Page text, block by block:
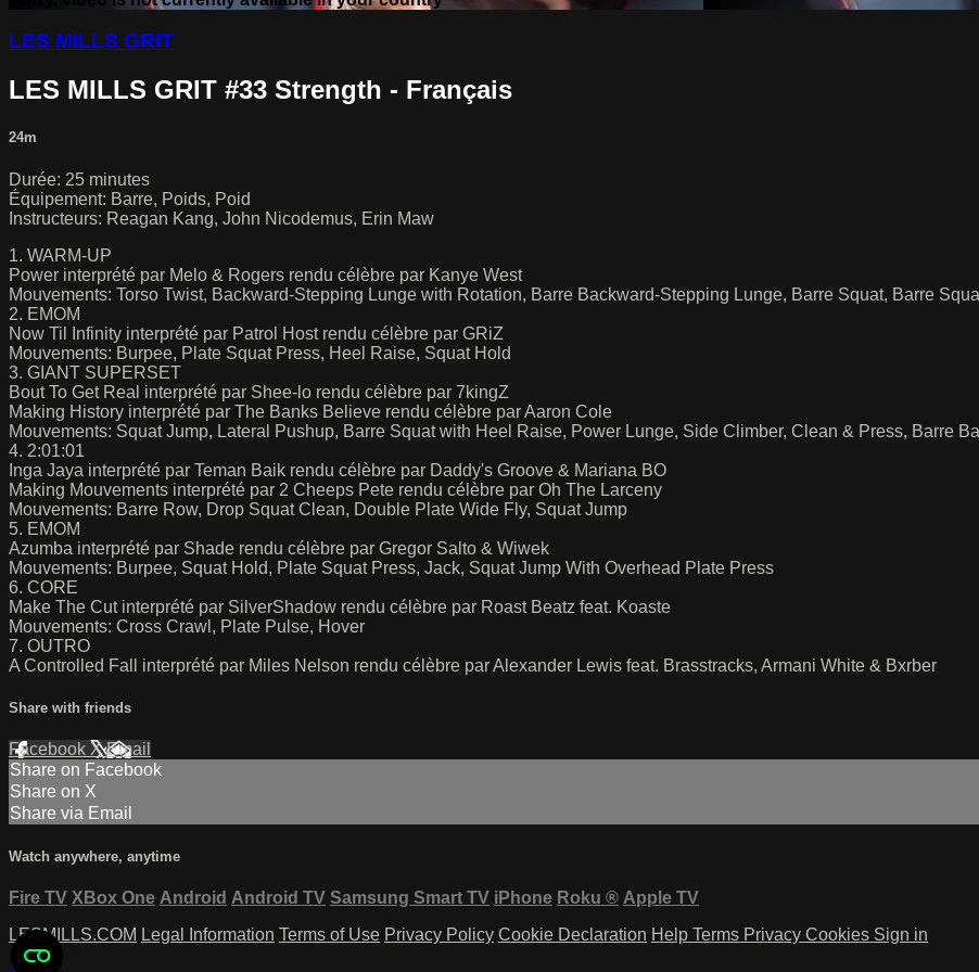
LES MILLS GRIT
LES MILLS GRIT #33 Strength - Français
24m
Durée: 25 minutes
Équipement: Barre, Poids, Poid
Instructeurs: Reagan Kang, John Nicodemus, Erin Maw
1. WARM-UP
Power interprété par Melo & Rogers rendu célèbre par Kanye West
Mouvements: Torso Twist, Backward-Stepping Lunge with Rotation, Barre Backward-Stepping Lunge, Barre Squat, Barre
2. EMOM
Now Til Infinity interprété par Patrol Host rendu célèbre par GRiZ
Mouvements: Burpee, Plate Squat Press, Heel Raise, Squat Hold
3. GIANT SUPERSET
Bout To Get Real interprété par Shee-lo rendu célèbre par 7kingZ
Making History interprété par The Banks Believe rendu célèbre par Aaron Cole
Mouvements: Squat Jump, Lateral Pushup, Barre Squat with Heel Raise, Power Lunge, Side Climber, Clean & Press, Barre
4. 2:01:01
Inga Jaya interprété par Teman Baik rendu célèbre par Daddy's Groove & Mariana BO
Making Mouvements interprété par 2 Cheeps Pete rendu célèbre par Oh The Larceny
Mouvements: Barre Row, Drop Squat Clean, Double Plate Wide Fly, Squat Jump
5. EMOM
Azumba interprété par Shade rendu célèbre par Gregor Salto & Wiwek
Mouvements: Burpee, Squat Hold, Plate Squat Press, Jack, Squat Jump With Overhead Plate Press
6. CORE
Make The Cut interprété par SilverShadow rendu célèbre par Roast Beatz feat. Koaste
Mouvements: Cross Crawl, Plate Pulse, Hover
7. OUTRO
A Controlled Fall interprété par Miles Nelson rendu célèbre par Alexander Lewis feat. Brasstracks, Armani White & Bxrber
Share with friends
Facebook XEmail
Share on Facebook
Share on X
Share via Email
Watch anywhere, anytime
Fire TV XBox One Android Android TV Samsung Smart TV iPhone Roku ® Apple TV
LESMILLS.COM Legal Information Terms of Use Privacy Policy Cookie Declaration Help Terms Privacy Cookies Sign in